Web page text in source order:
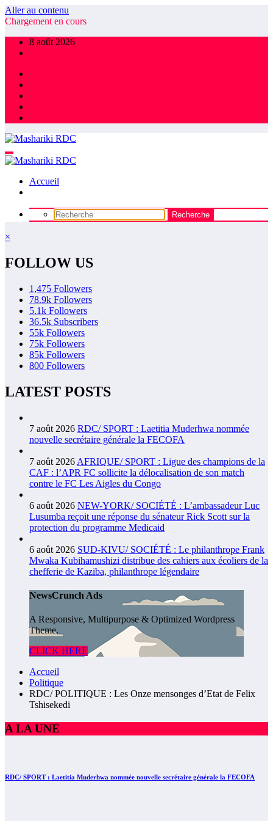
Aller au contenu
Chargement en cours
8 août 2026
Accueil
×
FOLLOW US
1,475 Followers
78.9k Followers
5.1k Followers
36.5k Subscribers
55k Followers
75k Followers
85k Followers
800 Followers
LATEST POSTS
7 août 2026 RDC/ SPORT : Laetitia Muderhwa nommée
nouvelle secrétaire générale la FECOFA
7 août 2026 AFRIQUE/ SPORT : Ligue des champions de la
CAF : l’APR FC sollicite la délocalisation de son match
contre le FC Les Aigles du Congo
6 août 2026 NEW-YORK/ SOCIÉTÉ : L’ambassadeur Luc
Lusumba reçoit une réponse du sénateur Rick Scott sur la
protection du programme Medicaid
6 août 2026 SUD-KIVU/ SOCIÉTÉ : Le philanthrope Frank
Mwaka Kubihamushizi distribue des cahiers aux écoliers de la
chefferie de Kaziba, philanthrope légendaire
NewsCrunch Ads
A Responsive, Multipurpose & Optimized Wordpress
Theme.
CLICK HERE
Accueil
Politique
RDC/ POLITIQUE : Les Onze mensonges d’Etat de Felix
Tshisekedi
A LA UNE
RDC/ SPORT : Laetitia Muderhwa nommée nouvelle secrétaire générale la FECOFA